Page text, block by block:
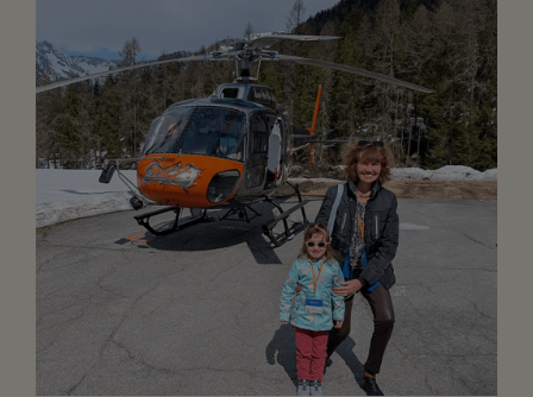
FAIRE UN DON
ASSURANCE VIE/LEGS
ESPACE PRESSE
JE DEVIENS
BÉNÉVOLE
DEVENIR
UN PETIT PRINCE